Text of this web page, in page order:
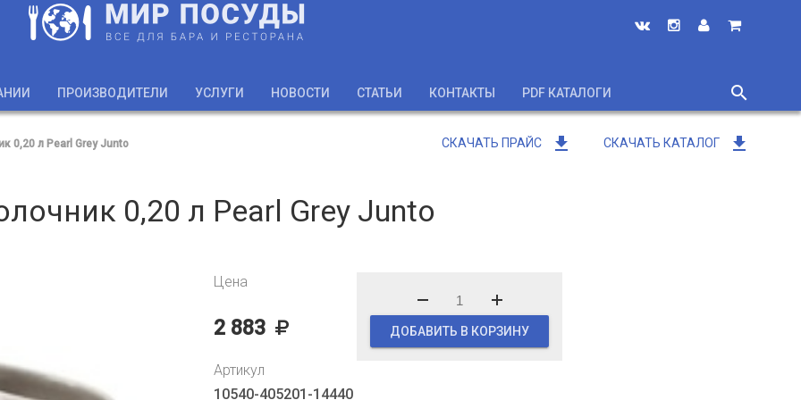
ПРОИЗВОДИТЕЛИ УСЛУГИ НОВОСТИ СТАТЬИ КОНТАКТЫ PDF КАТАЛОГИ
search
close
СКАЧАТЬ ПРАЙС get_app СКАЧАТЬ КАТАЛОГ get_app
0,20 л Pearl Grey Junto
0,20 л Pearl Grey Junto
Цена
2 883 ДОБАВИТЬ В КОРЗИНУ
Артикул
10540-405201-14440